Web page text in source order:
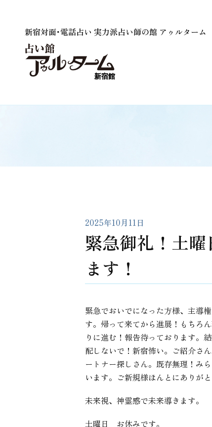
新宿対面･電話占い 実力派占い師の館 アゥルターム
2025年10月11日
緊急御礼！土
ます！
緊急でおいでになった方様、主導
す。帰って来てから進展！もちろ
りに進む！報告待っております。
配しないで！新宿怖い。ご紹介さ
ートナー探しさん。既存無理！み
います。ご新規様ほんとにありがと
未来視、神霊感で未来導きます。
土曜日 お休みです。